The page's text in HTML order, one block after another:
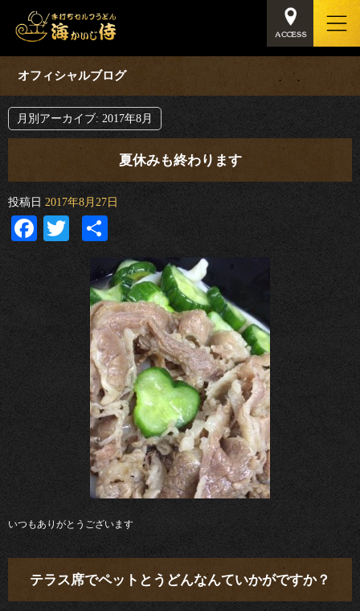
オフィシャルブログ
月別アーカイブ: 2017年8月
夏休みも終わります
投稿日 2017年8月27日
Facebook
Twitter
共
有
いつもありがとうございます
テラス席でペットとうどんなんていかがですか？